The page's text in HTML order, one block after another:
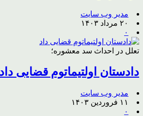
مدیر وب سایت
۲۰ مرداد ۱۴۰۳
۰
تعلل در احداث سد معشوره؛
دادستان اولتیماتوم قضایی داد
مدیر وب سایت
۱۱ فروردین ۱۴۰۳
۰